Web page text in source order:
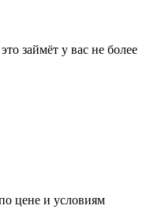
займёт у вас не более
цене и условиям